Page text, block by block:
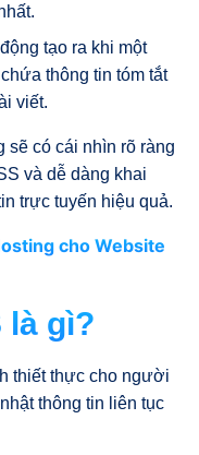
tạo ra khi một
thông tin tóm tắt
viết.
sẽ có cái nhìn rõ ràng
và dễ dàng khai
trực tuyến hiệu quả.
cho Website
là gì?
thiết thực cho người
thông tin liên tục